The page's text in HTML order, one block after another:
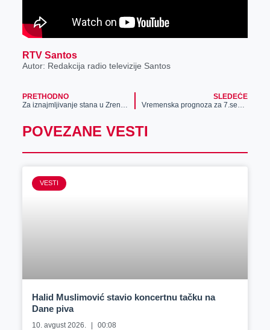
RTV Santos
Autor: Redakcija radio televizije Santos
PRETHODNO
SLEDEĆE
POVEZANE VESTI
VESTI
Halid Muslimović stavio koncertnu tačku na
Dane piva
10. avgust 2026. 00:08